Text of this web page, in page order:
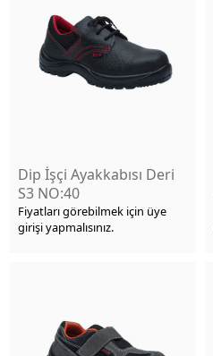
Dip İşçi Ayakkabısı Deri
S3 NO:40
Fiyatları görebilmek için üye
girişi yapmalısınız.